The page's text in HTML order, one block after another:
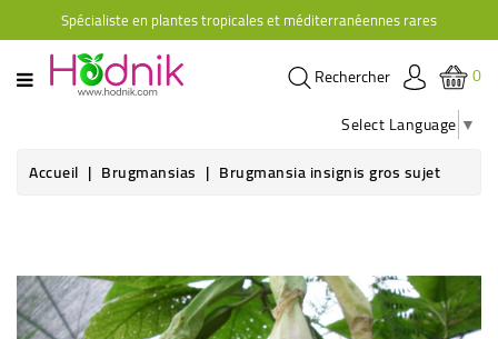
Spécialiste en plantes tropicales et méditerranéennes rares
CATÉGORIE
PLANTES
GRIMPANTES
HIBISCUS
BRUGMANSIAS
0
Rechercher
Select Language ▼
Accueil
Brugmansias Brugmansia insignis gros sujet